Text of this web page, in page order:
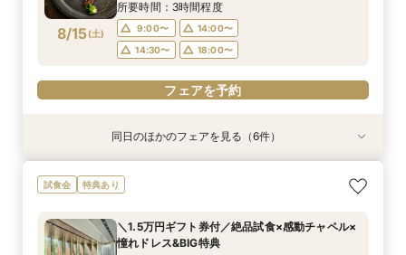
16:00〜
フェアを予約
14:30〜
フェアを予約
フェアを予約
フェアを予約
フェアを予約
フェアを予約
フェアを予約
8/15(土)
所要時間：3時間程度
9:00〜
14:00〜
14:30〜
18:00〜
フェアを予約
特典あり
【和婚をお考えの方へ】1stステップ相談会◎挙
式会場見学&「和」の演出体験♪常陸牛と旬のお魚
写真などおふたりの希望をじっくり伺い専属プラ
ンナーがご提案♪
所要時間：3時間程度
【タイパ重視！60分で完結◎】会場案内＆相談
会
9:00〜
14:00〜
特典あり
【6名～30名の少人数婚】挙式＆会食Newプラ
ン誕生！無料試食付
9:00〜
14:00〜
【2件目以降に】ふたりの悩みを解消！徹底比較
相談会
9:00〜
14:00〜
特典あり
【1件目がお得】1stステップ相談&試食×予算相談
*ギフト券プレゼント
9:00〜
14:00〜
特典あり
＼茨城人気3会場一気に見学！／憧れ花嫁体験×
贅沢フィレ試食◎
9:00〜
14:00〜
同日のほかのフェアを見る（6件）
試食会 特典あり
＼1.5万円ギフト券付／絶品試食×感動チャペル×
憧れドレス&BIG特典